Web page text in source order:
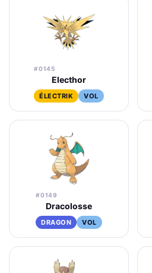
#0145
Electhor
ÉLECTRIK VOL
#0149
Dracolosse
DRAGON VOL